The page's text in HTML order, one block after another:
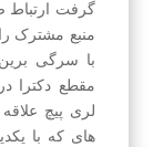
گرفت
منبع مشترک
با سرگی
مقطع دکترا
لری پیچ
های که با